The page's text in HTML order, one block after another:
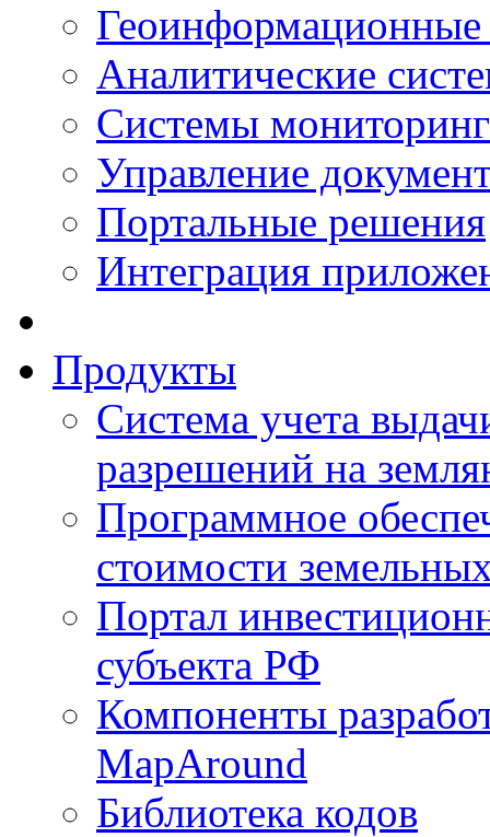
Аналитические
Системы
Управление
Портальные решения
Интеграция
Продукты
Система учета
разрешений на
Программное
стоимости
Портал
субъекта РФ
Компоненты
MapAround
Библиотека кодов